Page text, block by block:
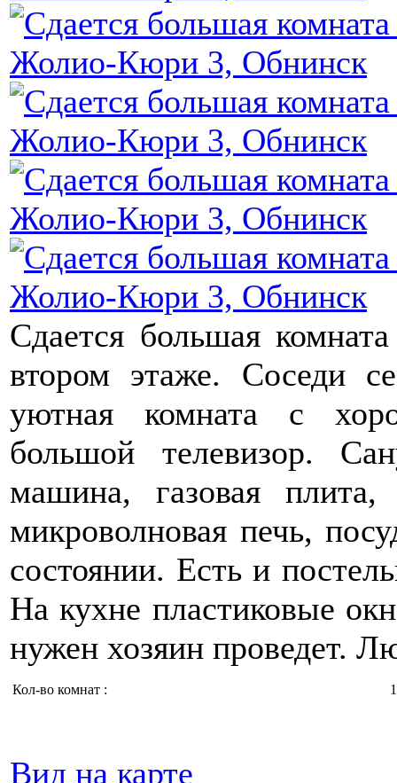
Сдается большая
втором этаже. Соседи
уютная комната с
большой телевизор.
машина, газовая
микроволновая печь,
состоянии. Есть и
На кухне пластиковые
нужен хозяин проведет.
Кол-во комнат : 1
Вид на карте